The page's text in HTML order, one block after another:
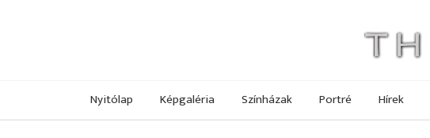
Nyitólap Képgaléria Színházak Portré Hírek